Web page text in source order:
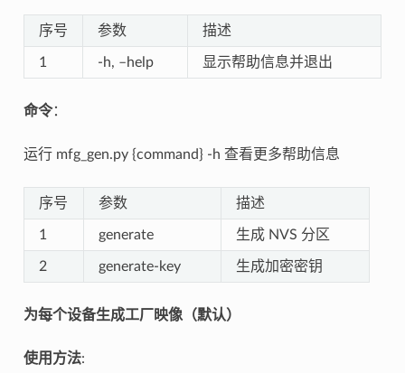
序号 参数 描述
1 -h, –help 显示帮助信息并退出
命令：
运行 mfg_gen.py {command} -h 查看更多帮助信息
序号 参数 描述
1 generate 生成 NVS 分区
2 generate-key 生成加密密钥
为每个设备生成工厂映像（默认）
使用方法: